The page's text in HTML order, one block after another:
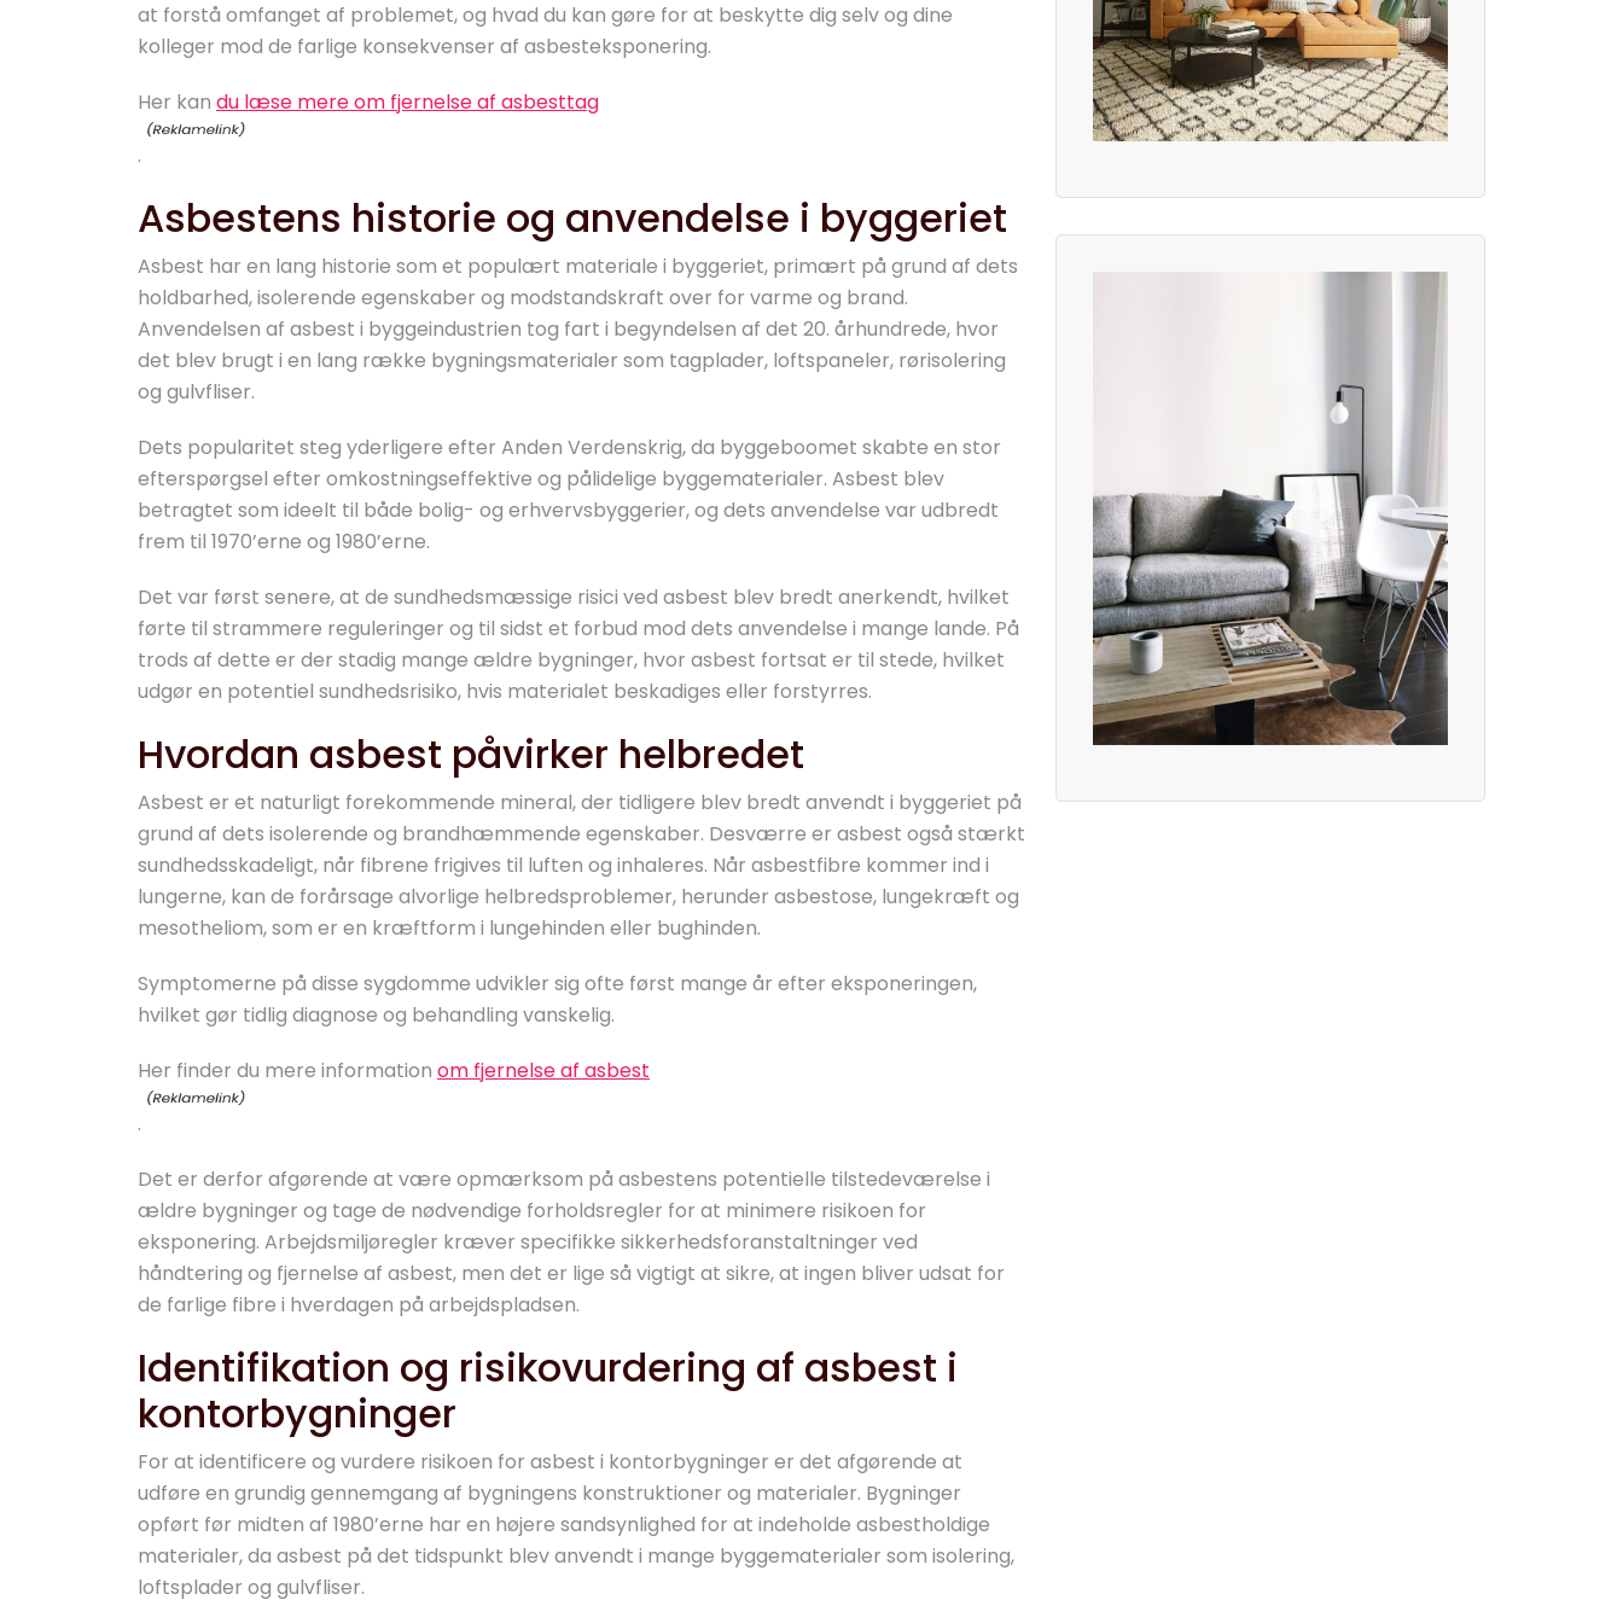
at forstå omfanget af problemet, og hvad du kan gøre for at beskytte dig selv og dine
kolleger mod de farlige konsekvenser af asbesteksponering.
Her kan du læse mere om fjernelse af asbesttag
.
Asbestens historie og anvendelse i byggeriet
Asbest har en lang historie som et populært materiale i byggeriet, primært på grund af dets
holdbarhed, isolerende egenskaber og modstandskraft over for varme og brand.
Anvendelsen af asbest i byggeindustrien tog fart i begyndelsen af det 20. århundrede, hvor
det blev brugt i en lang række bygningsmaterialer som tagplader, loftspaneler, rørisolering
og gulvfliser.
Dets popularitet steg yderligere efter Anden Verdenskrig, da byggeboomet skabte en stor
efterspørgsel efter omkostningseffektive og pålidelige byggematerialer. Asbest blev
betragtet som ideelt til både bolig- og erhvervsbyggerier, og dets anvendelse var udbredt
frem til 1970’erne og 1980’erne.
Det var først senere, at de sundhedsmæssige risici ved asbest blev bredt anerkendt, hvilket
førte til strammere reguleringer og til sidst et forbud mod dets anvendelse i mange lande. På
trods af dette er der stadig mange ældre bygninger, hvor asbest fortsat er til stede, hvilket
udgør en potentiel sundhedsrisiko, hvis materialet beskadiges eller forstyrres.
Hvordan asbest påvirker helbredet
Asbest er et naturligt forekommende mineral, der tidligere blev bredt anvendt i byggeriet på
grund af dets isolerende og brandhæmmende egenskaber. Desværre er asbest også stærkt
sundhedsskadeligt, når fibrene frigives til luften og inhaleres. Når asbestfibre kommer ind i
lungerne, kan de forårsage alvorlige helbredsproblemer, herunder asbestose, lungekræft og
mesotheliom, som er en kræftform i lungehinden eller bughinden.
Symptomerne på disse sygdomme udvikler sig ofte først mange år efter eksponeringen,
hvilket gør tidlig diagnose og behandling vanskelig.
Her finder du mere information om fjernelse af asbest
.
Det er derfor afgørende at være opmærksom på asbestens potentielle tilstedeværelse i
ældre bygninger og tage de nødvendige forholdsregler for at minimere risikoen for
eksponering. Arbejdsmiljøregler kræver specifikke sikkerhedsforanstaltninger ved
håndtering og fjernelse af asbest, men det er lige så vigtigt at sikre, at ingen bliver udsat for
de farlige fibre i hverdagen på arbejdspladsen.
Identifikation og risikovurdering af asbest i
kontorbygninger
For at identificere og vurdere risikoen for asbest i kontorbygninger er det afgørende at
udføre en grundig gennemgang af bygningens konstruktioner og materialer. Bygninger
opført før midten af 1980’erne har en højere sandsynlighed for at indeholde asbestholdige
materialer, da asbest på det tidspunkt blev anvendt i mange byggematerialer som isolering,
loftsplader og gulvfliser.